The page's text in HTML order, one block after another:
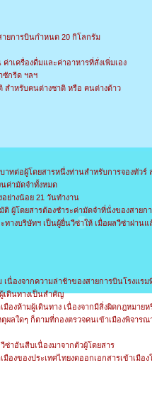
ยการบินกำหนด 20 กิโลกรัม
าเครื่องดื่มและค่าอาหารที่สั่งเพิ่มเอง
ซักรีด ฯลฯ
สำหรับคนต่างชาติ หรือ คนต่างด้าว
าทต่อผู้โดยสารหนึ่งท่านสำหรับการจองทัว
ค่ามัดจำทั้งหมด
ย่างน้อย 21 วันทำงาน
ผู้โดยสารต้องชำระค่ามัดจำที่นั่งของสายก
างบริษัทฯ เป็นผู้ยื่นวีซ่าให้ เมื่อผลวีซ่าผ่าน
นื่องจากความล่าช้าของสายการบินโรงแร
เดินทางเป็นสำคัญ
องห้ามผู้เดินทาง เนื่องจากมีสิ่งผิดกฎหมาย
ผลใดๆ ก็ตามที่กองตรวจคนเข้าเมืองพิจาร
าอันสืบเนื่องมาจากตัวผู้โดยสาร
องของประเทศไทยงดออกเอกสารเข้าเมือ